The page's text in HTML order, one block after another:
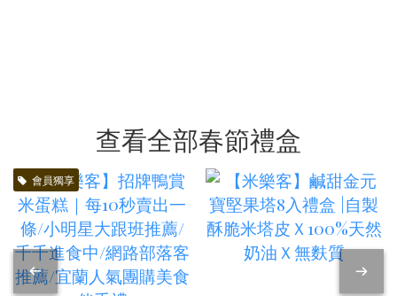
查看全部春節禮盒
會員獨享